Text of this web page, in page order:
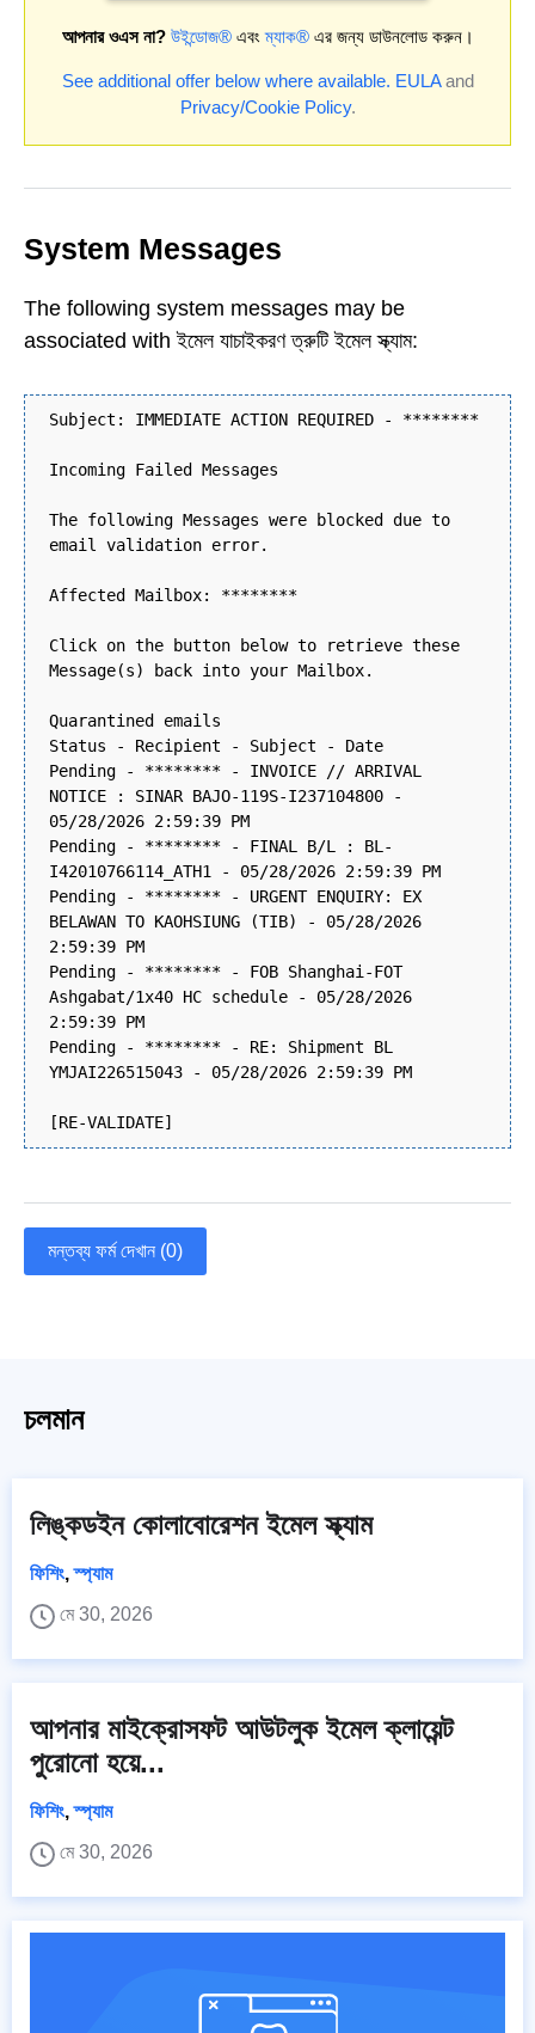
আপনার ওএস না? উইন্ডোজ®এবংম্যাক®এর জন্য ডাউনলোড করুন।
See additional offer below where available. EULAand
Privacy/Cookie Policy.
System Messages
The following system messages may be
associated with ইমেল যাচাইকরণ ত্রুটি ইমেল স্ক্যাম:
Subject: IMMEDIATE ACTION REQUIRED - ********
Incoming Failed Messages
The following Messages were blocked due to
email validation error.
Affected Mailbox: ********
Click on the button below to retrieve these
Message(s) back into your Mailbox.
Quarantined emails
Status - Recipient - Subject - Date
Pending - ******** - INVOICE // ARRIVAL
NOTICE : SINAR BAJO-119S-I237104800 -
05/28/2026 2:59:39 PM
Pending - ******** - FINAL B/L : BL-
I42010766114_ATH1 - 05/28/2026 2:59:39 PM
Pending - ******** - URGENT ENQUIRY: EX
BELAWAN TO KAOHSIUNG (TIB) - 05/28/2026
2:59:39 PM
Pending - ******** - FOB Shanghai-FOT
Ashgabat/1x40 HC schedule - 05/28/2026
2:59:39 PM
Pending - ******** - RE: Shipment BL
YMJAI226515043 - 05/28/2026 2:59:39 PM
[RE-VALIDATE]
মন্তব্য ফর্ম দেখান (0)
চলমান
লিঙ্কডইন কোলাবোরেশন ইমেল স্ক্যাম
ফিশিং,স্প্যাম
মে 30, 2026
আপনার মাইক্রোসফট আউটলুক ইমেল ক্লায়েন্ট
পুরোনো হয়ে...
ফিশিং,স্প্যাম
মে 30, 2026